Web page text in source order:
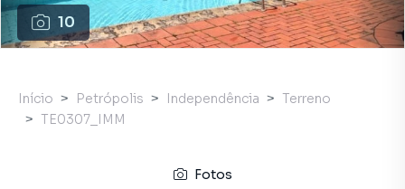
10
Início Petrópolis Independência
Terreno
TE0307_IMM
Fotos